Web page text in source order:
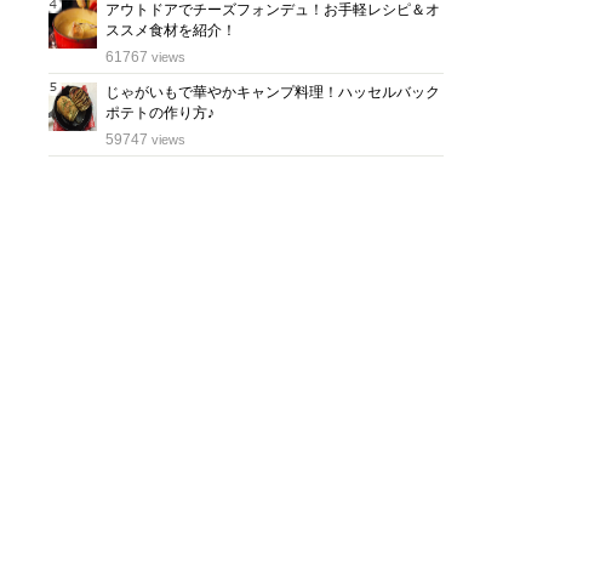
4
位
アウトドアでチーズフォンデュ！お手軽レシピ＆オ
ススメ食材を紹介！
61767 views
5
位
じゃがいもで華やかキャンプ料理！ハッセルバック
ポテトの作り方♪
59747 views